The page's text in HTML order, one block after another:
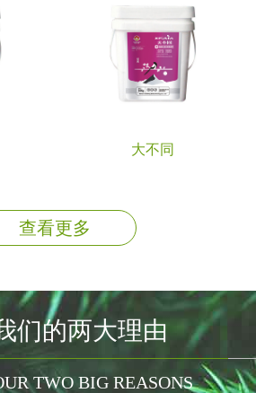
大不同
查看更多
们的两大理由
TWO BIG REASONS